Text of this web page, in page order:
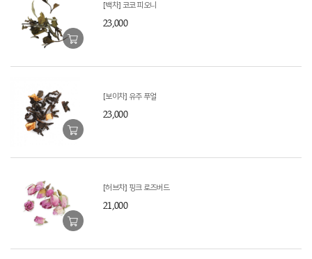
[백차] 코코 피오니
23,000
[보이차] 유주 푸얼
23,000
[허브차] 핑크 로즈버드
21,000